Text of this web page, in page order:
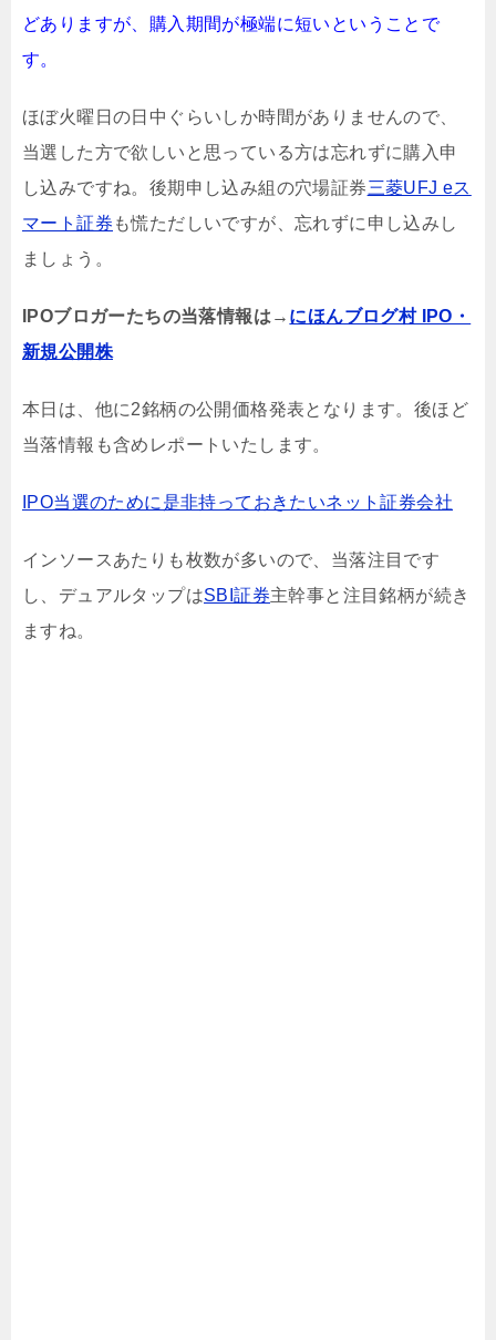
どありますが、購入期間が極端に短いということで
す。
ほぼ火曜日の日中ぐらいしか時間がありませんので、
当選した方で欲しいと思っている方は忘れずに購入申
し込みですね。後期申し込み組の穴場証券三菱UFJ eス
マート証券 も慌ただしいですが、忘れずに申し込みし
ましょう。
IPOブロガーたちの当落情報は→ にほんブログ村 IPO・
新規公開株
本日は、他に2銘柄の公開価格発表となります。後ほど
当落情報も含めレポートいたします。
IPO当選のために是非持っておきたいネット証券会社
インソースあたりも枚数が多いので、当落注目です
し、デュアルタップはSBI証券主幹事と注目銘柄が続き
ますね。